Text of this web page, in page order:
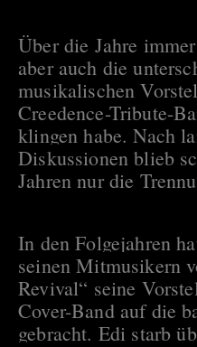
Über die Jahre
aber auch die
musikalischen
Creedence-Tribute-
klingen habe. Nach
Diskussionen blieb
Jahren nur die
In den Folgejahren
seinen Mitmusikern
Revival“ seine
Cover-Band auf die
gebracht. Edi starb